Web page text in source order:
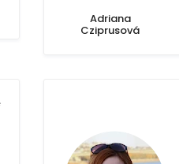
Adriana
Cziprusová